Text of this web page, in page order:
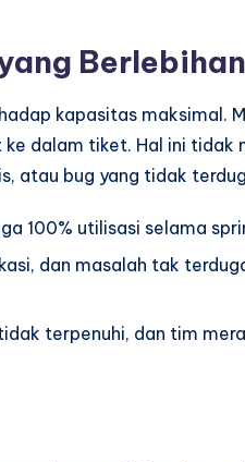
Berlebihan
kapasitas maksimal.
dalam tiket. Hal ini tidak
atau bug yang tidak
100% utilisasi selama
dan masalah tak
terpenuhi, dan tim